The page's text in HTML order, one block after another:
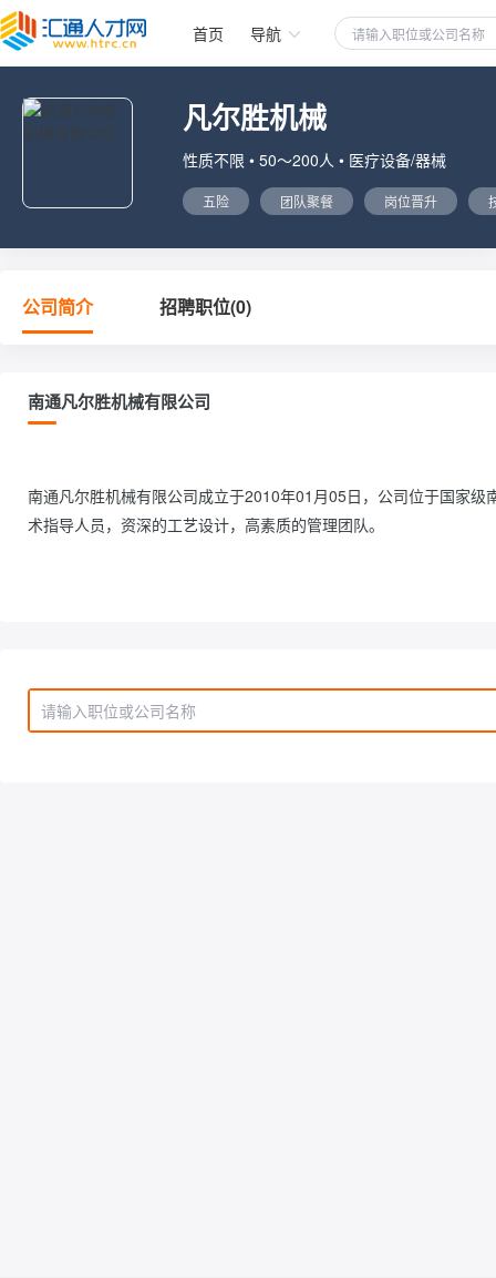
首页 导航
凡尔胜机械
性质不限 • 50～200人 • 医疗设备/器械
五险 团队聚餐 岗位晋升
公司简介 招聘职位(0)
南通凡尔胜机械有限公司
南通凡尔胜机械有限公司成立于2010年01月05日，公司位于国家
术指导人员，资深的工艺设计，高素质的管理团队。